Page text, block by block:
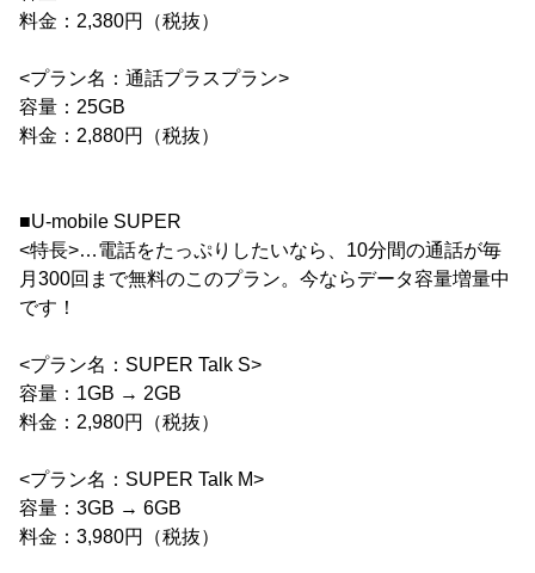
料金：2,380円（税抜）
<プラン名：通話プラスプラン>
容量：25GB
料金：2,880円（税抜）
■U-mobile SUPER
<特長>…電話をたっぷりしたいなら、10分間の通話が毎
月300回まで無料のこのプラン。今ならデータ容量増量中
です！
<プラン名：SUPER Talk S>
容量：1GB → 2GB
料金：2,980円（税抜）
<プラン名：SUPER Talk M>
容量：3GB → 6GB
料金：3,980円（税抜）